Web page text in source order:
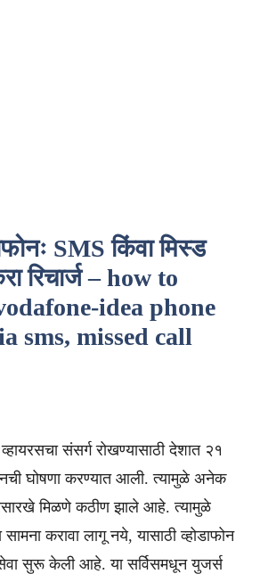
SMS किंवा मिस्ड
रिचार्ज – how to
idea phone
sms, missed call
संसर्ग रोखण्यासाठी देशात २१
घोषणा करण्यात आली. त्यामुळे अनेक
मिळणे कठीण झाले आहे. त्यामुळे
करावा लागू नये, यासाठी व्होडाफोन
सुरू केली आहे. या सर्विसमधून युजर्स